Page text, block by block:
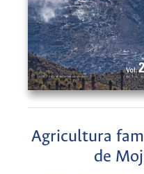
Agricultura
de